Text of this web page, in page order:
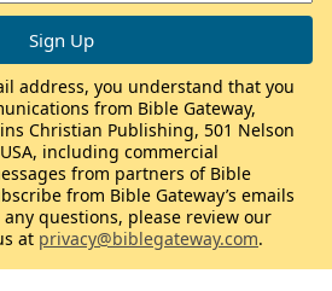
address, you understand that you
from Bible Gateway,
Christian Publishing, 501 Nelson
including commercial
from partners of Bible
from Bible Gateway’s emails
questions, please review our
at privacy@biblegateway.com.